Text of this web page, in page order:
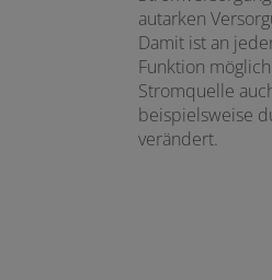
autarken
Damit ist an
Funktion
Stromquelle
beispielsweise
verändert.